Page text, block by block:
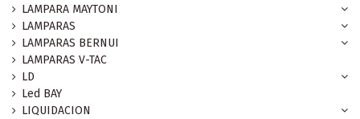
LAMPARA MAYTONI
LAMPARAS
LAMPARAS BERNUI
LAMPARAS V-TAC
LD
Led BAY
LIQUIDACION